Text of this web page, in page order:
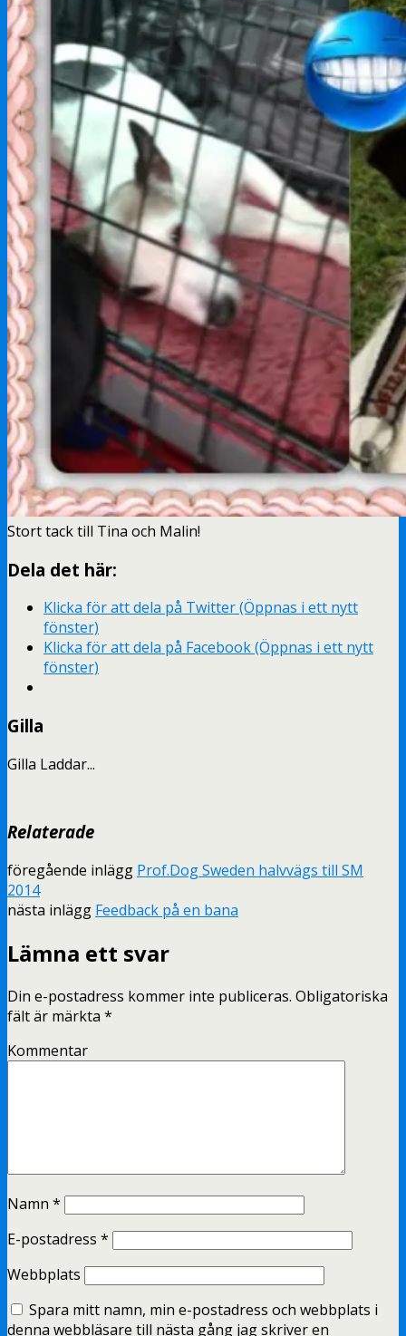
Stort tack till Tina och Malin!
Dela det här:
Klicka för att dela på Twitter (Öppnas i ett nytt
fönster)
Klicka för att dela på Facebook (Öppnas i ett nytt
fönster)
Gilla
Gilla Laddar...
Relaterade
föregående inlägg Prof.Dog Sweden halvvägs till SM
2014
nästa inlägg Feedback på en bana
Lämna ett svar
Din e-postadress kommer inte publiceras. Obligatoriska
fält är märkta *
Kommentar
Namn *
E-postadress *
Webbplats
Spara mitt namn, min e-postadress och webbplats i
denna webbläsare till nästa gång jag skriver en